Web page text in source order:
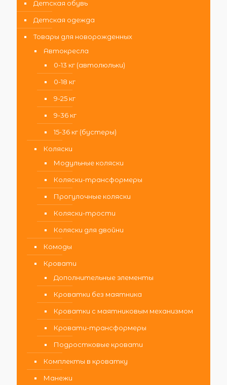
Детская обувь
Детская одежда
Товары для новорожденных
Автокресла
0-13 кг (автолюльки)
0-18 кг
9-25 кг
9-36 кг
15-36 кг (бустеры)
Коляски
Модульные коляски
Коляски-трансформеры
Прогулочные коляски
Коляски-трости
Коляски для двойни
Комоды
Кровати
Дополнительные элементы
Кроватки без маятника
Кроватки с маятниковым механизмом
Кровати-трансформеры
Подростковые кровати
Комплекты в кроватку
Манежи